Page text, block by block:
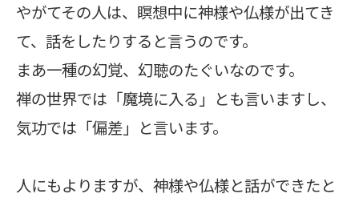
やがてその人は、瞑想中に神様や仏様が出てき
て、話をしたりすると言うのです。
まあ一種の幻覚、幻聴のたぐいなのです。
禅の世界では「魔境に入る」とも言いますし、
気功では「偏差」と言います。
人にもよりますが、神様や仏様と話ができたと